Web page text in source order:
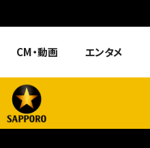
CM・動画 エンタメ